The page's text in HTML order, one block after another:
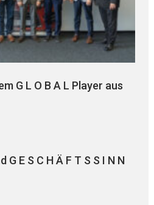
G L O B A L Player aus
G E S C H Ä F T S S I N N